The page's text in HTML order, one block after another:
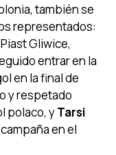
también se
representados:
Gliwice,
entrar en la
en la final de
y respetado
polaco, yTarsi
en el